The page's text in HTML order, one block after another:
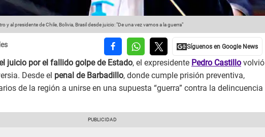
y al presidente de Chile, Bolivia, Brasil desde juicio: "De una vez vamos a la guerra"
juicio por el fallido golpe de Estado, el expresidente Pedro Castillo volvió
Desde el penal de Barbadillo, donde cumple prisión preventiva,
de la región a unirse en una supuesta “guerra” contra la delincuencia